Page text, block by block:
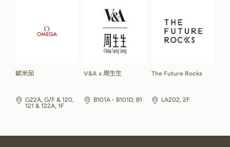
歐米茄
G22A, G/F & 120,
121 & 122A, 1F
V&A x 周生生
B101A - B101D, B1
The Future Rocks
LA202, 2F